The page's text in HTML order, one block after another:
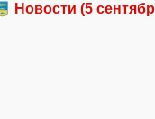
Новости (5